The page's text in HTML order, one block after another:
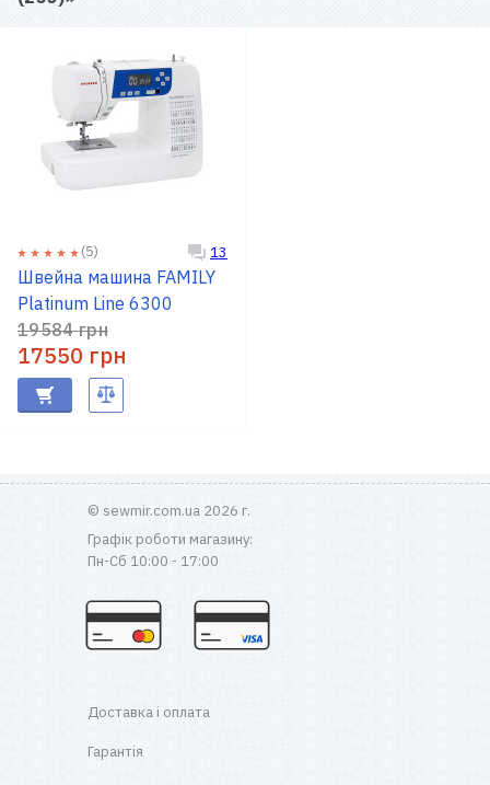
(5) 13
Швейна машина FAMILY
Platinum Line 6300
19584 грн
17550 грн
© sewmir.com.ua 2026 г.
Графік роботи магазину:
Пн-Сб 10:00 - 17:00
Доставка і оплата
Гарантія